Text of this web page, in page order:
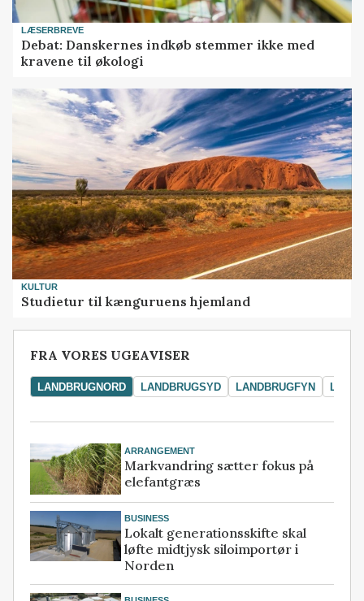
LÆSERBREVE
Debat: Danskernes indkøb stemmer ikke med
kravene til økologi
KULTUR
Studietur til kænguruens hjemland
FRA VORES UGEAVISER
LANDBRUGNORD LANDBRUGSYD LANDBRUGFYN
ARRANGEMENT
Markvandring sætter fokus på
elefantgræs
BUSINESS
Lokalt generationsskifte skal
løfte midtjysk siloimportør i
Norden